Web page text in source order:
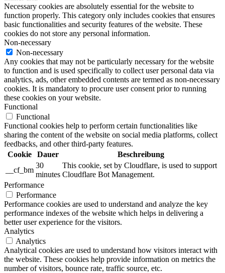
Necessary cookies are absolutely essential for the website to
function properly. This category only includes cookies that ensures
basic functionalities and security features of the website. These
cookies do not store any personal information.
Non-necessary
Non-necessary
Any cookies that may not be particularly necessary for the website
to function and is used specifically to collect user personal data via
analytics, ads, other embedded contents are termed as non-necessary
cookies. It is mandatory to procure user consent prior to running
these cookies on your website.
Functional
Functional
Functional cookies help to perform certain functionalities like
sharing the content of the website on social media platforms, collect
feedbacks, and other third-party features.
Cookie
Dauer
Beschreibung
__cf_bm
30
minutes
This cookie, set by Cloudflare, is used to support
Cloudflare Bot Management.
Performance
Performance
Performance cookies are used to understand and analyze the key
performance indexes of the website which helps in delivering a
better user experience for the visitors.
Analytics
Analytics
Analytical cookies are used to understand how visitors interact with
the website. These cookies help provide information on metrics the
number of visitors, bounce rate, traffic source, etc.